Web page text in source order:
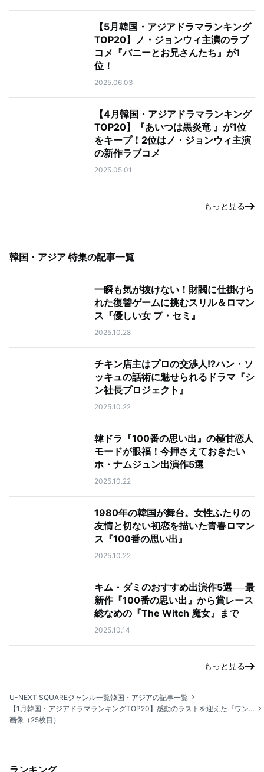
【5月韓国・アジアドラマランキング
TOP20】ノ・ジョンウィ主演のラブ
コメ『バニーとお兄さんたち』が1
位！
2025.06.03
【4月韓国・アジアドラマランキング
TOP20】『あいつは黒炎竜 』が1位
をキープ！2位はノ・ジョンウィ主演
の新作ラブコメ
2025.05.01
もっと見る
韓国・アジア 特集の記事一覧
一瞬も気が抜けない！財閥に仕掛けら
れた復讐ゲームに挑むスリル＆ロマン
ス『優しい女 プ・セミ』
2025.10.28
チキン店主はプロの交渉人!?ハン・ソ
ッキュの話術に魅せられるドラマ『シ
ン社長プロジェクト』
2025.10.22
韓ドラ『100番の思い出』の極甘恋人
モードが眼福！今押さえておきたい
ホ・ナムジュン出演作5選
2025.10.22
1980年の韓国が舞台。女性ふたりの
友情と切ない初恋を描いた青春ロマン
ス『100番の思い出』
2025.10.22
キム・ダミのおすすめ出演作5選──最
新作『100番の思い出』から賞レース
総なめの『The Witch 魔女』まで
2025.10.14
もっと見る
U-NEXT SQUAREジャンル一覧韓国・アジアの記事一覧
【1月韓国・アジアドラマランキングTOP20】感動のラストを迎えた『ワンダフルデイズ』が4ヶ月連続で1位！
画像（25枚目）
ランキング